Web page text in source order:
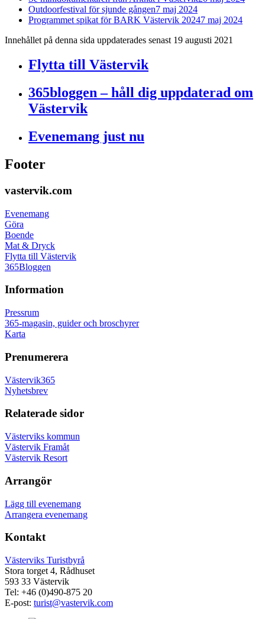
Outdoorfestival för sjunde gången7 maj 2024
Programmet spikat för BARK Västervik 20247 maj 2024
Innehållet på denna sida uppdaterades senast 19 augusti 2021
Flytta till Västervik
365bloggen – håll dig uppdaterad om
Västervik
Evenemang just nu
Footer
vastervik.com
Evenemang
Göra
Boende
Mat & Dryck
Flytta till Västervik
365Bloggen
Information
Pressrum
365-magasin, guider och broschyrer
Karta
Prenumerera
Västervik365
Nyhetsbrev
Relaterade sidor
Västerviks kommun
Västervik Framåt
Västervik Resort
Arrangör
Lägg till evenemang
Arrangera evenemang
Kontakt
Västerviks Turistbyrå
Stora torget 4, Rådhuset
593 33 Västervik
Tel: +46 (0)490-875 20
E-post: turist@vastervik.com